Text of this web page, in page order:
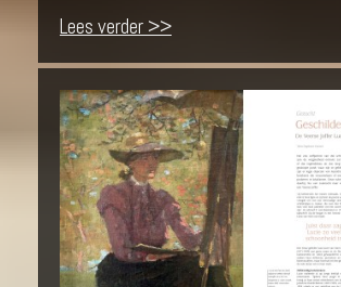
Lees verder >>